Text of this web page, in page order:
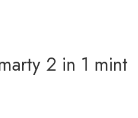
2 in 1 mint